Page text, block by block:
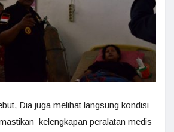
Dia juga melihat langsung kondisi
kelengkapan peralatan medis